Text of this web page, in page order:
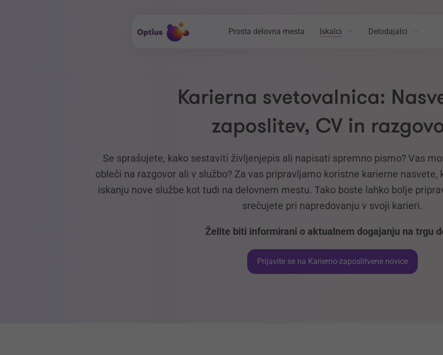
Prosta delovna mesta Iskalci Delodajalci
Karierna svetovalnica:
zaposlitev, CV in
Se sprašujete, kako sestaviti življenjepis ali napisati spremno pismo? Vas
obleči na razgovor ali v službo? Za vas pripravljamo koristne karierne
iskanju nove službe kot tudi na delovnem mestu. Tako boste lahko bolje
srečujete pri napredovanju v svoji karieri.
Želite biti informirani o aktualnem dogajanju na trgu
Prijavite se na Karierno-zaposlitvene novice